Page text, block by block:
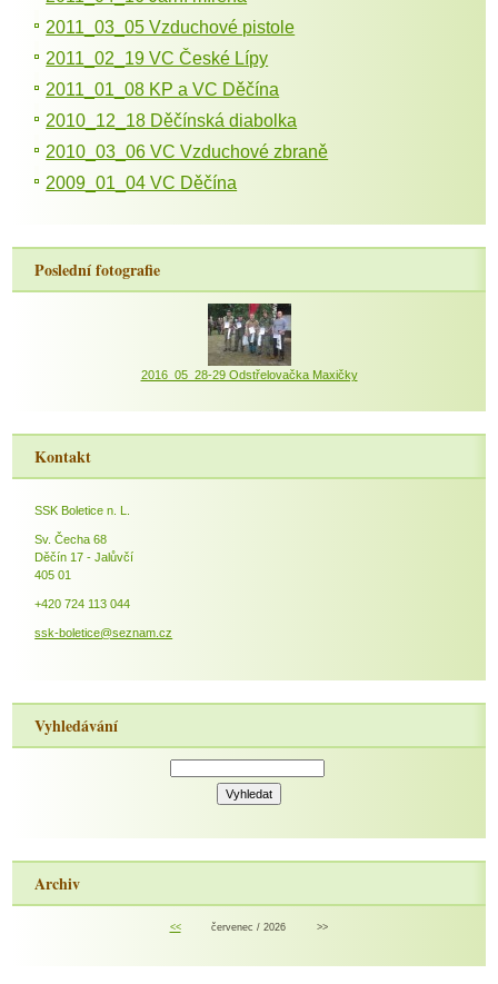
2011_03_05 Vzduchové pistole
2011_02_19 VC České Lípy
2011_01_08 KP a VC Děčína
2010_12_18 Děčínská diabolka
2010_03_06 VC Vzduchové zbraně
2009_01_04 VC Děčína
Poslední fotografie
2016_05_28-29 Odstřelovačka Maxičky
Kontakt
SSK Boletice n. L.
Sv. Čecha 68
Děčín 17 - Jalůvčí
405 01
+420 724 113 044
ssk-boletice@seznam.cz
Vyhledávání
Archiv
<< červenec / 2026 >>